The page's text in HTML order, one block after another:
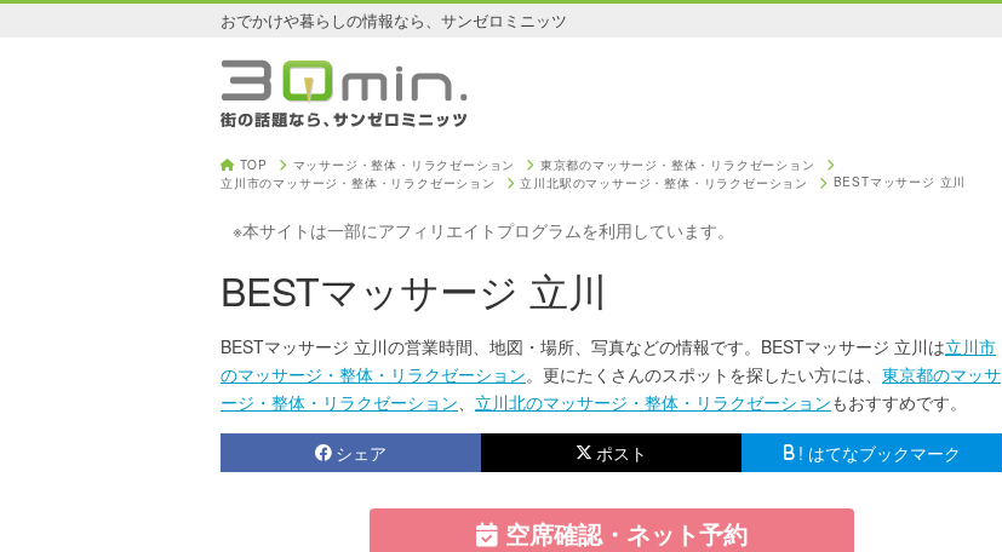
おでかけや暮らしの情報なら、サンゼロミニッツ
TOP マッサージ・整体・リラクゼーション
東京都のマッサージ・整体・リラクゼーション
立川市のマッサージ・整体・リラクゼーション
立川北駅のマッサージ・整体・リラクゼーション BESTマッサージ 立川
※本サイトは一部にアフィリエイトプログラムを利用しています。
BESTマッサージ 立川
BESTマッサージ 立川の営業時間、地図・場所、写真などの情報です。BESTマッサージ 立川は立川市
のマッサージ・整体・リラクゼーション。更にたくさんのスポットを探したい方には、 東京都のマッサ
ージ・整体・リラクゼーション
立川北のマッサージ・整体・リラクゼーションもおすすめです。
シェア ポスト ! はてなブックマーク
空席確認・ネット予約